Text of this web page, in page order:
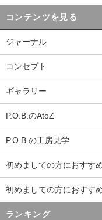
コンテンツを見る
ジャーナル
コンセプト
ギャラリー
P.O.B.のAtoZ
P.O.B.の工房見学
初めましての方におすす
初めましての方におすす
ランキング